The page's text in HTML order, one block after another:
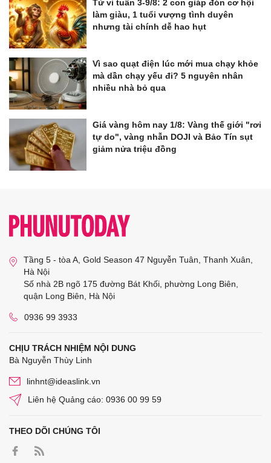
Tử vi tuần 3-9/8: 2 con giáp đón cơ hội
làm giàu, 1 tuổi vượng tình duyên
nhưng tài chính dễ hao hụt
Vì sao quạt điện lúc mới mua chạy khỏe
mà dần chạy yếu đi? 5 nguyên nhân
nhiều nhà bỏ qua
Giá vàng hôm nay 1/8: Vàng thế giới "rơi
tự do", vàng nhẫn DOJI và Bảo Tín sụt
giảm nửa triệu đồng
Tầng 5 - tòa A, Gold Season 47 Nguyễn Tuân, Thanh Xuân,
Hà Nội
Số nhà 2B ngõ 175 đường Bát Khối, phường Long Biên,
quận Long Biên, Hà Nội
0936 99 3933
CHỊU TRÁCH NHIỆM NỘI DUNG
Bà Nguyễn Thùy Linh
linhnt@ideaslink.vn
Liên hệ Quảng cáo: 0936 00 99 59
THEO DÕI CHÚNG TÔI